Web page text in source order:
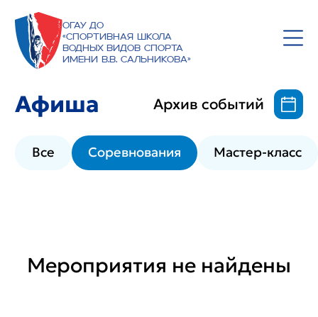
ОГАУ ДО
«Спортивная школа
водных видов спорта
имени В.В. Сальникова»
Афиша Архив событий
Все Соревнования Мастер-класс
Мероприятия не найдены